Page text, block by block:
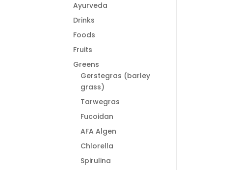
Ayurveda
Drinks
Foods
Fruits
Greens
Gerstegras (barley
grass)
Tarwegras
Fucoidan
AFA Algen
Chlorella
Spirulina